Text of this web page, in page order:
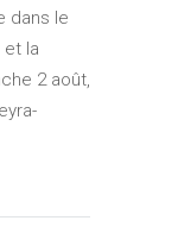
dans le
et la
2 août,